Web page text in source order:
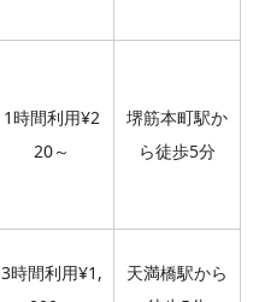
1時間利用¥2
20～
堺筋本町駅か
ら徒歩5分
3時間利用¥1,
天満橋駅から